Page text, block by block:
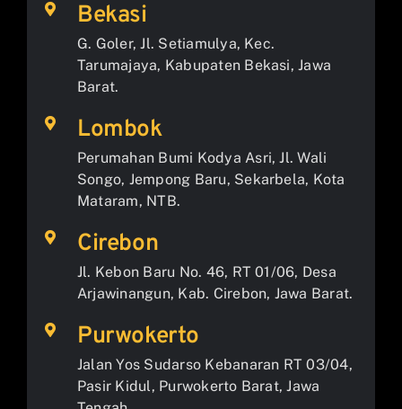
Bekasi
G. Goler, Jl. Setiamulya, Kec.
Tarumajaya, Kabupaten Bekasi, Jawa
Barat.
Lombok
Perumahan Bumi Kodya Asri, Jl. Wali
Songo, Jempong Baru, Sekarbela, Kota
Mataram, NTB.
Cirebon
Jl. Kebon Baru No. 46, RT 01/06, Desa
Arjawinangun, Kab. Cirebon, Jawa Barat.
Purwokerto
Jalan Yos Sudarso Kebanaran RT 03/04,
Pasir Kidul, Purwokerto Barat, Jawa